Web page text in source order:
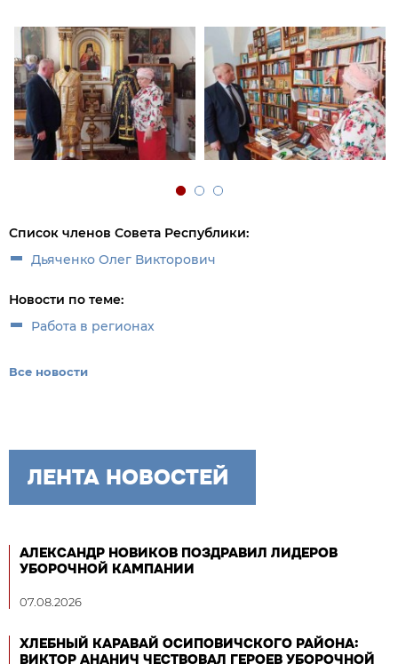
Список членов Совета Республики:
Дьяченко Олег Викторович
Новости по теме:
Работа в регионах
Все новости
ЛЕНТА НОВОСТЕЙ
АЛЕКСАНДР НОВИКОВ ПОЗДРАВИЛ ЛИДЕРОВ
УБОРОЧНОЙ КАМПАНИИ
07.08.2026
ХЛЕБНЫЙ КАРАВАЙ ОСИПОВИЧСКОГО РАЙОНА:
ВИКТОР АНАНИЧ ЧЕСТВОВАЛ ГЕРОЕВ УБОРОЧНОЙ